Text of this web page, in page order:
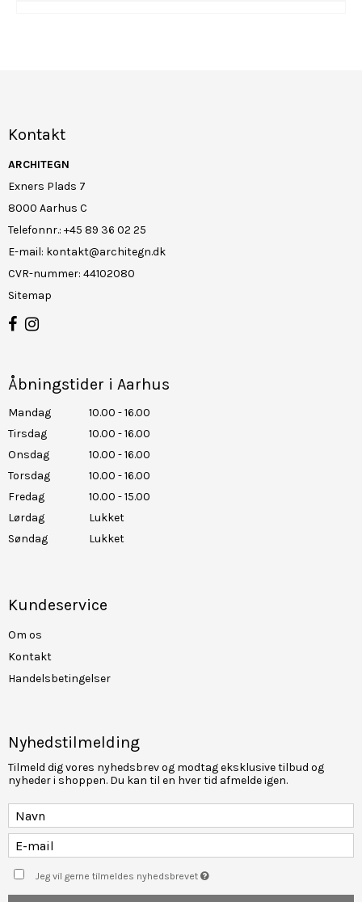
Kontakt
ARCHITEGN
Exners Plads 7
8000 Aarhus C
Telefonnr.: +45 89 36 02 25
E-mail: kontakt@architegn.dk
CVR-nummer: 44102080
Sitemap
Åbningstider i Aarhus
Mandag
10.00 - 16.00
Tirsdag
10.00 - 16.00
Onsdag
10.00 - 16.00
Torsdag
10.00 - 16.00
Fredag
10.00 - 15.00
Lørdag
Lukket
Søndag
Lukket
Kundeservice
Om os
Kontakt
Handelsbetingelser
Nyhedstilmelding
Tilmeld dig vores nyhedsbrev og modtag eksklusive tilbud og
nyheder i shoppen. Du kan til en hver tid afmelde igen.
Jeg vil gerne tilmeldes nyhedsbrevet